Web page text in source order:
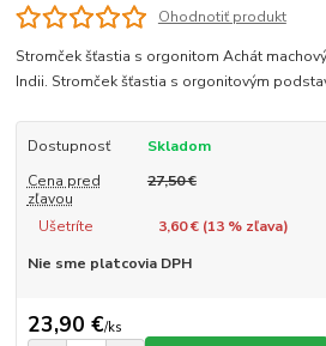
Ohodnotiť produkt
Stromček šťastia s orgonitom Achát
Indii. Stromček šťastia s orgonitovým
Dostupnosť
Skladom
Cena pred
zľavou
27,50 €
Ušetríte 3,60 € (13% zľava)
Nie sme platcovia DPH
23,90 €/ks